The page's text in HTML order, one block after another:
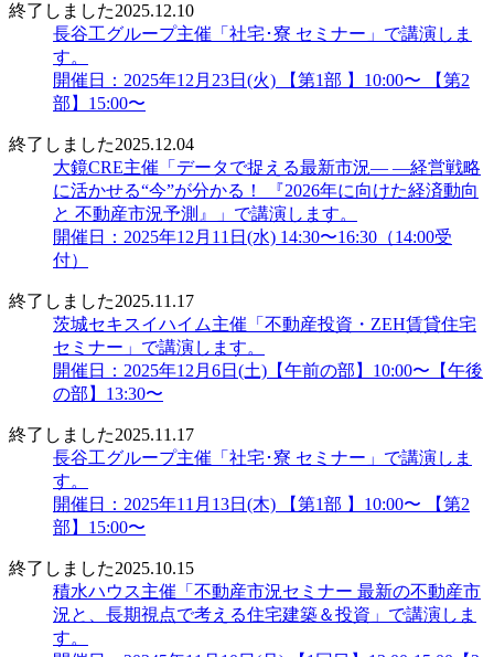
終了しました2025.12.10
長谷工グループ主催「社宅･寮 セミナー」で講演しま
す。
開催日：2025年12月23日(火) 【第1部 】10:00〜 【第2
部】15:00〜
終了しました2025.12.04
大鏡CRE主催「データで捉える最新市況― ―経営戦略
に活かせる“今”が分かる！ 『2026年に向けた経済動向
と 不動産市況予測』」で講演します。
開催日：2025年12月11日(水) 14:30〜16:30（14:00受
付）
終了しました2025.11.17
茨城セキスイハイム主催「不動産投資・ZEH賃貸住宅
セミナー」で講演します。
開催日：2025年12月6日(土)【午前の部】10:00〜【午後
の部】13:30〜
終了しました2025.11.17
長谷工グループ主催「社宅･寮 セミナー」で講演しま
す。
開催日：2025年11月13日(木) 【第1部 】10:00〜 【第2
部】15:00〜
終了しました2025.10.15
積水ハウス主催「不動産市況セミナー 最新の不動産市
況と、長期視点で考える住宅建築＆投資」で講演しま
す。